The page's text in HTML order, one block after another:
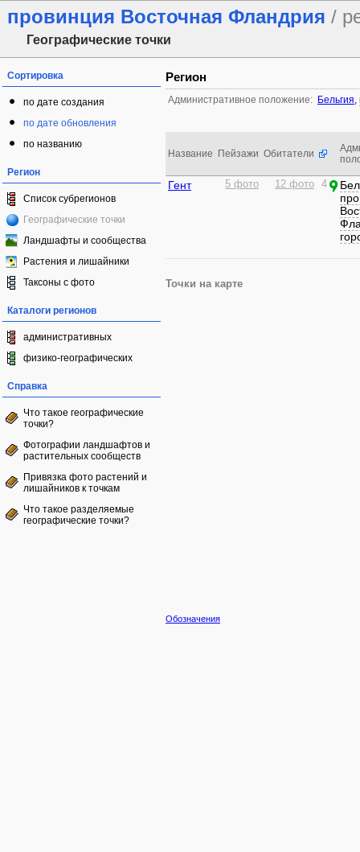
провинция Восточная Фландрия /
Географические точки
Сортировка
по дате создания
по дате обновления
по названию
Регион
Список субрегионов
Географические точки
Ландшафты и сообщества
Растения и лишайники
Таксоны с фото
Каталоги регионов
административных
физико-географических
Справка
Что такое географические
точки?
Фотографии ландшафтов и
растительных сообществ
Привязка фото растений и
лишайников к точкам
Что такое разделяемые
географические точки?
Регион
Административное положение: Бельгия,
Название Пейзажи Обитатели
Гент 5 фото 12 фото 4
Точки на карте
Обозначения